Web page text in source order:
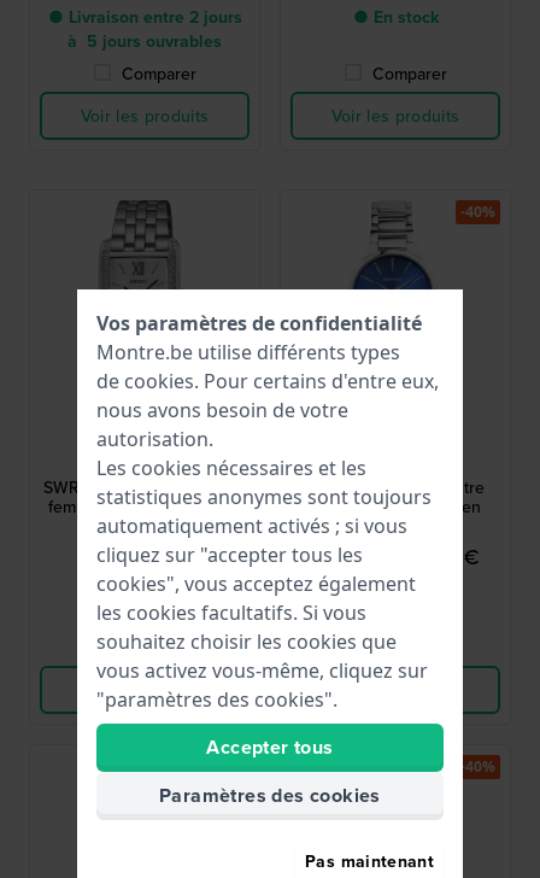
● Livraison entre 2 jours
à 5 jours ouvrables
Comparer
Voir les produits
● En stock
Comparer
Voir les produits
Seiko
SWR091P1
SWR091P1 22.7 mm Montre
femme rectangulaire avec
cristaux
370,00 €
● En stock
Comparer
Voir les produits
15630-707
Titanium 30 mm Montre
design pour femme en
titane
199,00 € 119,95 €
● En stock
Comparer
Voir les produits
-40%
-40%
Vos paramètres de confidentialité
Montre.be utilise différents types
de cookies. Pour certains d'entre eux,
nous avons besoin de votre
autorisation.
Les cookies nécessaires et les
statistiques anonymes sont toujours
automatiquement activés ; si vous
cliquez sur "accepter tous les
cookies", vous acceptez également
les cookies facultatifs. Si vous
souhaitez choisir les cookies que
vous activez vous-même, cliquez sur
"paramètres des cookies".
Accepter tous
Paramètres des cookies
Pas maintenant